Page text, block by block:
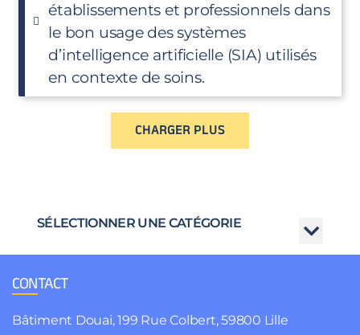
établissements et professionnels dans
le bon usage des systèmes
d’intelligence artificielle (SIA) utilisés
en contexte de soins.
CHARGER PLUS
SÉLECTIONNER UNE CATÉGORIE
CONTACT
Bâtiment Douai, 199 Rue Colbert, 59800 Lille